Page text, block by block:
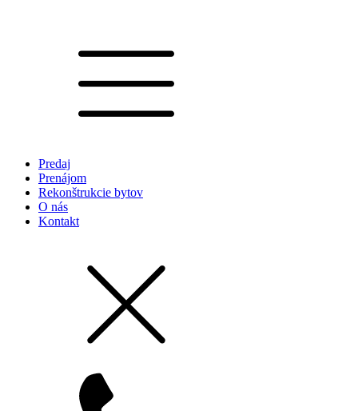
Predaj
Prenájom
Rekonštrukcie bytov
O nás
Kontakt